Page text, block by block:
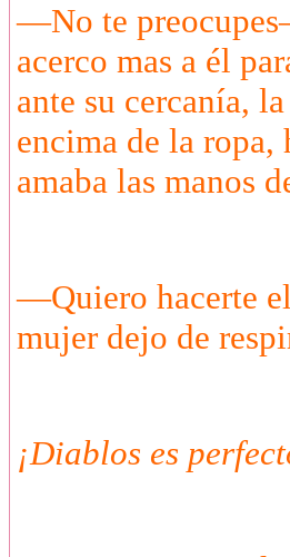
—No te
acerco mas a él
ante su cercanía,
encima de la ropa,
amaba las manos
—Quiero hacerte
mujer dejo de
¡Diablos es